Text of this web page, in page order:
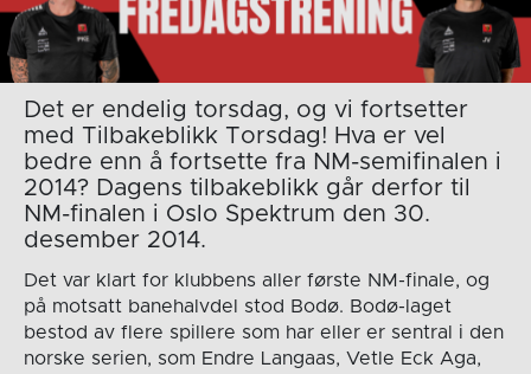
Det er endelig torsdag, og vi fortsetter
med Tilbakeblikk Torsdag! Hva er vel
bedre enn å fortsette fra NM-semifinalen i
2014? Dagens tilbakeblikk går derfor til
NM-finalen i Oslo Spektrum den 30.
desember 2014.
Det var klart for klubbens aller første NM-finale, og
på motsatt banehalvdel stod Bodø. Bodø-laget
bestod av flere spillere som har eller er sentral i den
norske serien, som Endre Langaas, Vetle Eck Aga,